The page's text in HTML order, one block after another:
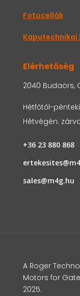
Fotocellák
Kaputechnikai
Elérhetőség
2040 Budaörs,
Hétfőtől-
Hétvégén:
+36 23 880 868
sales@m4g.hu
A Roger
Motors for
2025.